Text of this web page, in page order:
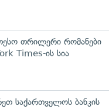
თრილერი რომანები
Times-ის სია
საქართველოს ბანკის